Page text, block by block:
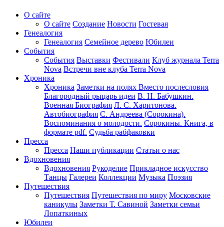
О сайте
О сайте Создание Новости Гостевая
Генеалогия
Генеалогия Семейное дерево Юбилеи
События
События Выставки Фестивали Клуб журнала Terra
Nova Встречи вне клуба Terra Nova
Хроника
Хроника Заметки на полях Вместо послесловия
Благородный рыцарь идеи В. Н. Бабушкин.
Военная Биография Л. С. Харитонова.
Автобиография С. Андреева (Сорокина).
Воспоминания о молодости. Сорокины. Книга, в
формате pdf. Судьба рабфаковки
Пресса
Пресса Наши публикации Статьи о нас
Вдохновения
Вдохновения Рукоделие Прикладное искусство
Танцы Галереи Коллекции Музыка Поэзия
Путешествия
Путешествия Путешествия по миру Московские
каникулы Заметки Т. Савиной Заметки семьи
Лопаткиных
Юбилеи